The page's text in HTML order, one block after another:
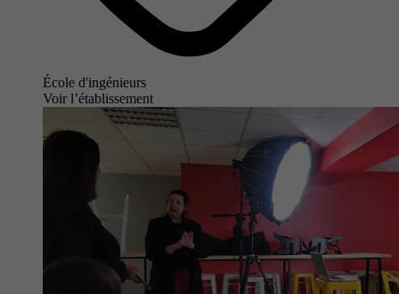
École d'ingénieurs
Voir l’établissement